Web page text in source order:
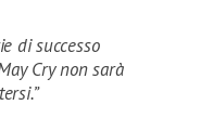
di successo
Cry non sarà